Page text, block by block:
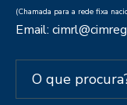
(Chamada para a rede fixa
Email: